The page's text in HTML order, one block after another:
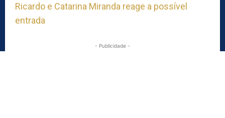
Ricardo e Catarina Miranda reage a possível
entrada
- Publicidade -